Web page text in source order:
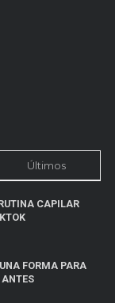
Últimos
CAPILAR
FORMA PARA